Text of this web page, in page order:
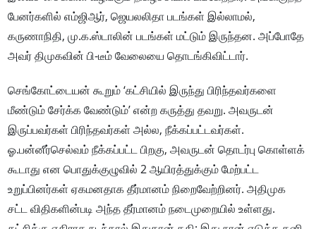
பேனர்களில் எம்ஜிஆர், ஜெயலலிதா படங்கள் இல்லாமல்,
கருணாநிதி, மு.க.ஸ்டாலின் படங்கள் மட்டும் இருந்தன. அப்போதே
அவர் திமுகவின் பி-டீம் வேலையை தொடங்கிவிட்டார்.
செங்கோட்டையன் கூறும் ‘கட்சியில் இருந்து பிரிந்தவர்களை
மீண்டும் சேர்க்க வேண்டும்’ என்ற கருத்து தவறு. அவருடன்
இருப்பவர்கள் பிரிந்தவர்கள் அல்ல, நீக்கப்பட்டவர்கள்.
ஓ.பன்னீர்செல்வம் நீக்கப்பட்ட பிறகு, அவருடன் தொடர்பு கொள்ளக்
கூடாது என பொதுக்குழுவில் 2 ஆயிரத்துக்கும் மேற்பட்ட
உறுப்பினர்கள் ஏகமனதாக தீர்மானம் நிறைவேற்றினர். அதிமுக
சட்ட விதிகளின்படி அந்த தீர்மானம் நடைமுறையில் உள்ளது.